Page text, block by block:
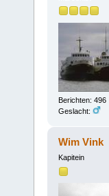
Berichten: 496
Geslacht:
Wim Vink
Kapitein